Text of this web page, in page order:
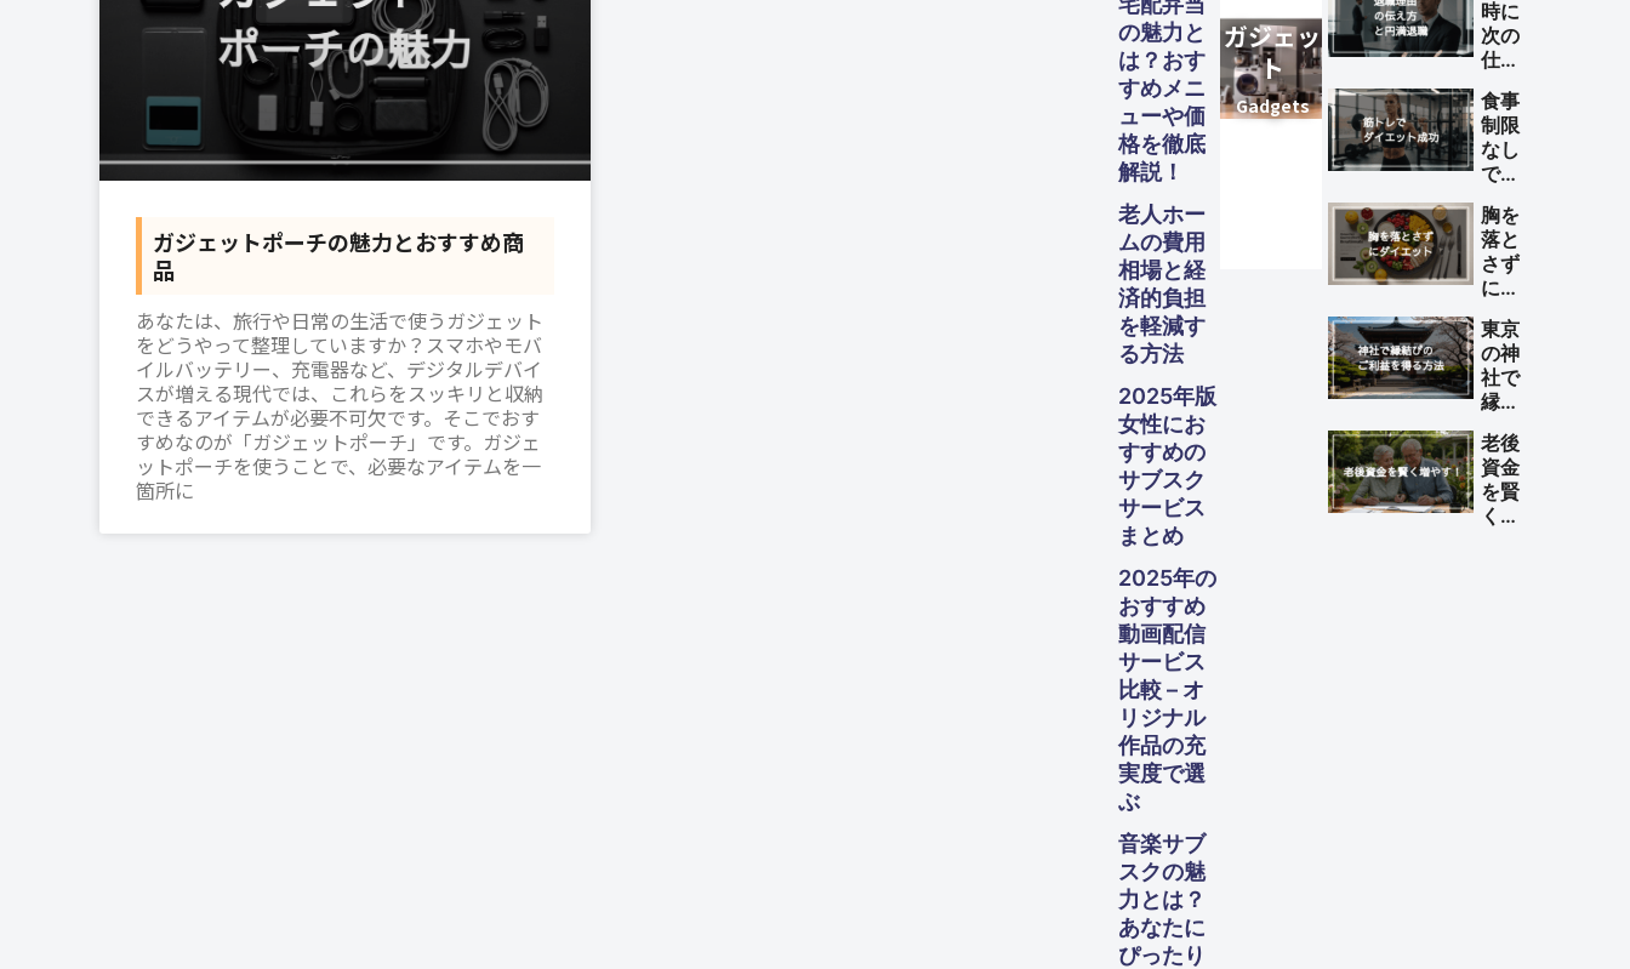
ガジェットポーチの魅力とおすすめ商
品
あなたは、旅行や日常の生活で使うガジェット
をどうやって整理していますか？スマホやモバ
イルバッテリー、充電器など、デジタルデバイ
スが増える現代では、これらをスッキリと収納
できるアイテムが必要不可欠です。そこでおす
すめなのが「ガジェットポーチ」です。ガジェ
ットポーチを使うことで、必要なアイテムを一
箇所に
の魅力と
は？おす
すめメニ
ューや価
格を徹底
解説！
老人ホー
ムの費用
相場と経
済的負担
を軽減す
る方法
2025年版
女性にお
すすめの
サブスク
サービス
まとめ
2025年の
おすすめ
動画配信
サービス
比較 – オ
リジナル
作品の充
実度で選
ぶ
音楽サブ
スクの魅
力とは？
あなたに
ぴったり
時に
次の
仕事
まっ
てい
ない
理由
の伝
え方
と円
満退
職の
ため
のポ
イン
ト
食事
制限
なし
で筋
によ
るダ
イエ
ット
を成
功さ
せる
方法
胸を
落と
さず
にダ
ット
する
方法
東京
の神
社で
縁結
ご利
益を
得る
方法
老後
資金
を賢
く増